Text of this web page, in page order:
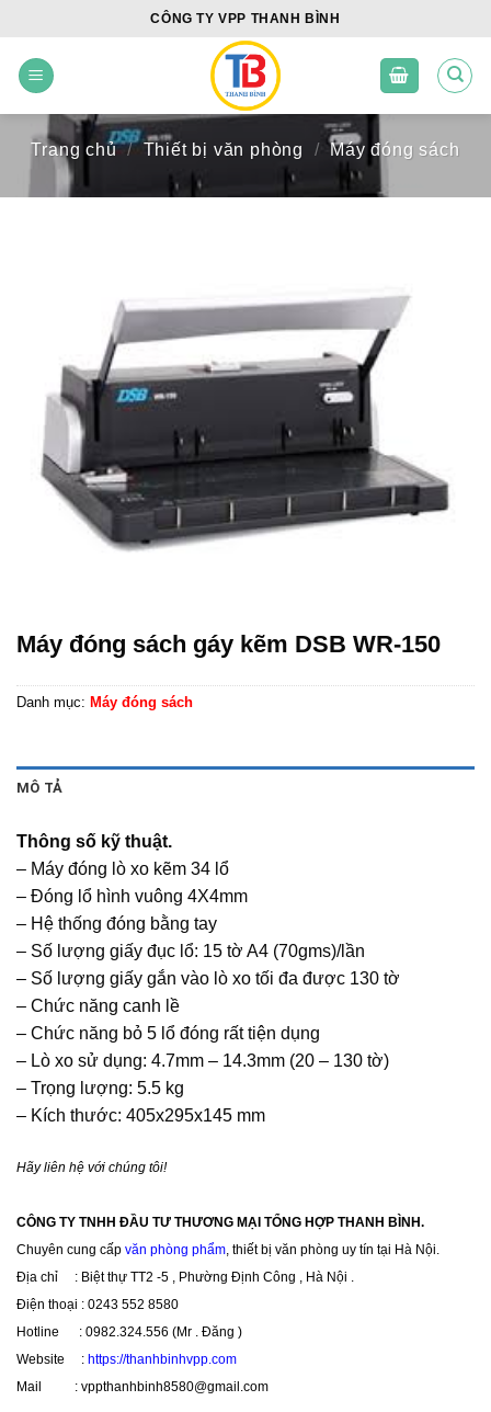
content
CÔNG TY VPP THANH BÌNH
Trang chủ / Thiết bị văn phòng / Máy đóng sách
Máy đóng sách gáy kẽm DSB WR-150
Danh mục: Máy đóng sách
MÔ TẢ
Thông số kỹ thuật.
– Máy đóng lò xo kẽm 34 lổ
– Đóng lổ hình vuông 4X4mm
– Hệ thống đóng bằng tay
– Số lượng giấy đục lổ: 15 tờ A4 (70gms)/lần
– Số lượng giấy gắn vào lò xo tối đa được 130 tờ
– Chức năng canh lề
– Chức năng bỏ 5 lổ đóng rất tiện dụng
– Lò xo sử dụng: 4.7mm – 14.3mm (20 – 130 tờ)
– Trọng lượng: 5.5 kg
– Kích thước: 405x295x145 mm
Hãy liên hệ với chúng tôi!
CÔNG TY TNHH ĐẦU TƯ THƯƠNG MẠI TỔNG HỢP THANH BÌNH.
Chuyên cung cấp văn phòng phẩm , thiết bị văn phòng uy tín tại Hà Nội.
Địa chỉ : Biệt thự TT2 -5 , Phường Định Công , Hà Nội .
Điện thoại : 0243 552 8580
Hotline : 0982.324.556 (Mr . Đăng )
Website : https://thanhbinhvpp.com
Mail : vppthanhbinh8580@gmail.com